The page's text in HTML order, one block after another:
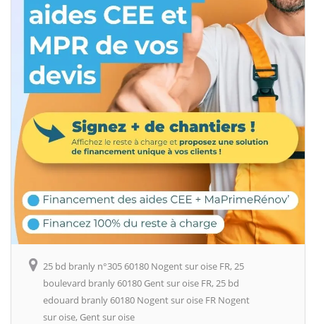
25 bd branly n°305 60180 Nogent sur oise FR, 25
boulevard branly 60180 Gent sur oise FR, 25 bd
edouard branly 60180 Nogent sur oise FR Nogent
sur oise, Gent sur oise